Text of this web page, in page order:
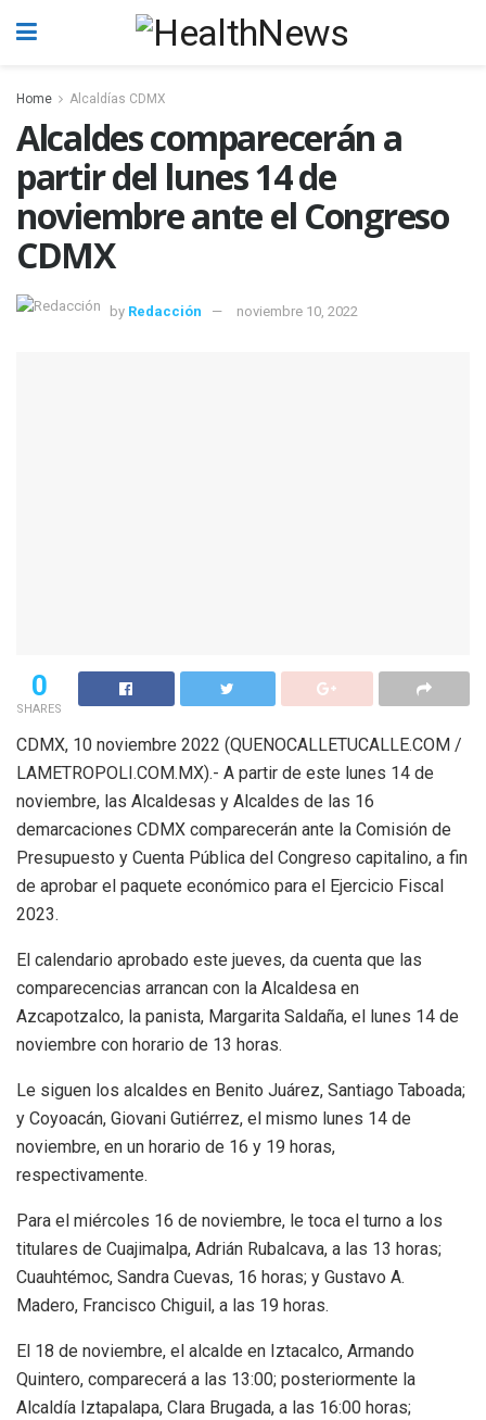
Home Alcaldías CDMX
Alcaldes comparecerán a
partir del lunes 14 de
noviembre ante el Congreso
CDMX
by Redacción noviembre 10, 2022
0
SHARES
CDMX, 10 noviembre 2022 (QUENOCALLETUCALLE.COM /
LAMETROPOLI.COM.MX).- A partir de este lunes 14 de
noviembre, las Alcaldesas y Alcaldes de las 16
demarcaciones CDMX comparecerán ante la Comisión de
Presupuesto y Cuenta Pública del Congreso capitalino, a fin
de aprobar el paquete económico para el Ejercicio Fiscal
2023.
El calendario aprobado este jueves, da cuenta que las
comparecencias arrancan con la Alcaldesa en
Azcapotzalco, la panista, Margarita Saldaña, el lunes 14 de
noviembre con horario de 13 horas.
Le siguen los alcaldes en Benito Juárez, Santiago Taboada;
y Coyoacán, Giovani Gutiérrez, el mismo lunes 14 de
noviembre, en un horario de 16 y 19 horas,
respectivamente.
Para el miércoles 16 de noviembre, le toca el turno a los
titulares de Cuajimalpa, Adrián Rubalcava, a las 13 horas;
Cuauhtémoc, Sandra Cuevas, 16 horas; y Gustavo A.
Madero, Francisco Chiguil, a las 19 horas.
El 18 de noviembre, el alcalde en Iztacalco, Armando
Quintero, comparecerá a las 13:00; posteriormente la
Alcaldía Iztapalapa, Clara Brugada, a las 16:00 horas;